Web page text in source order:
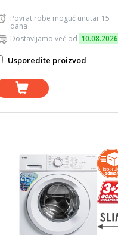
Povrat robe moguć unutar 15
dana
Dostavljamo već od 10.08.2026
Usporedite proizvod